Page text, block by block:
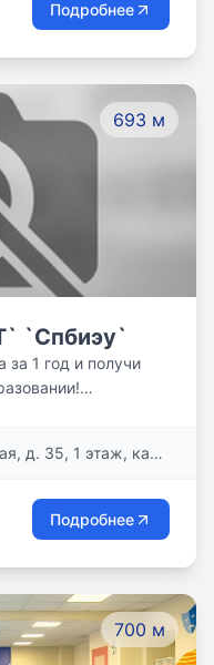
Подробнее
693 м
`Спбиэу`
за 1 год и получи
к итоговым
д. 35, 1 этаж, каб.
Подробнее
700 м